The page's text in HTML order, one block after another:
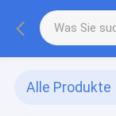
Alle Produkte